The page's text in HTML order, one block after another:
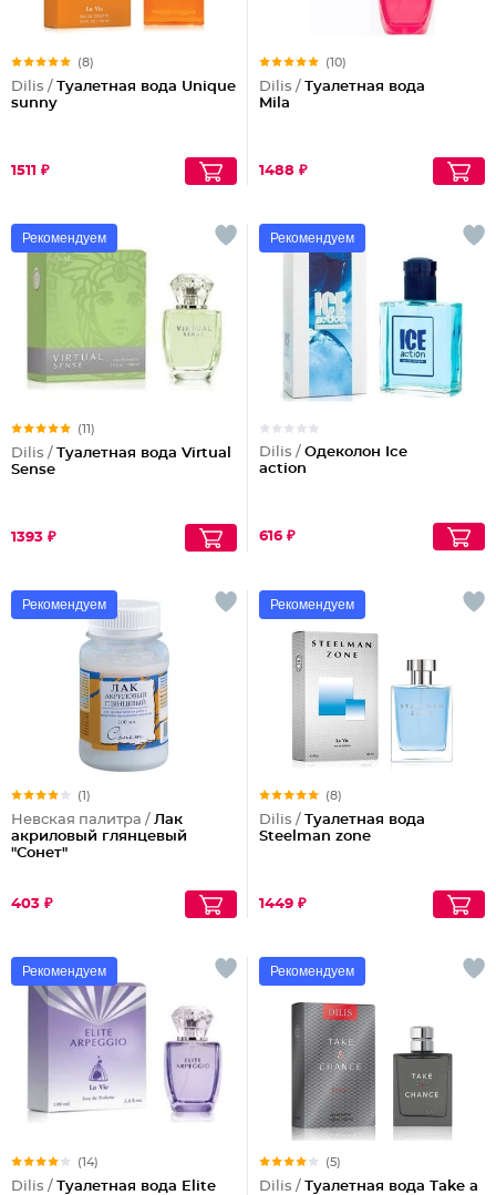
(8)
Dilis / Туалетная вода Unique
sunny
1511 ₽
(10)
Dilis / Туалетная вода
Mila
1488 ₽
Рекомендуем
(11)
Dilis / Туалетная вода Virtual
Sense
1393 ₽
Рекомендуем
Dilis / Одеколон Ice
action
616 ₽
Рекомендуем
(1)
Невская палитра / Лак
акриловый глянцевый
"Сонет"
403 ₽
Рекомендуем
(8)
Dilis / Туалетная вода
Steelman zone
1449 ₽
Рекомендуем
(14)
Dilis / Туалетная вода Elite
Рекомендуем
(5)
Dilis / Туалетная вода Take a